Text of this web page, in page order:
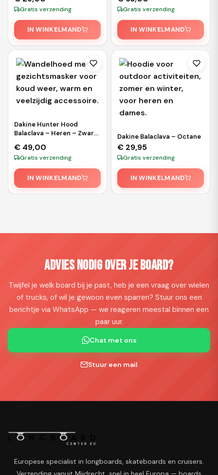
Gratis verzending
IN WINKELMAND
Gratis verzending
IN WINKELMAND
Dakine Hunter Hood
Balaclava – Heren – Zwart
€ 49,00
Gratis verzending
IN WINKELMAND
Dakine Balaclava – Octane
€ 29,95
Gratis verzending
IN WINKELMAND
Advies nodig over je board?
Twijfel je welk board bij je past, heb je een vraag over wielen
of trucks, of wil je gewoon even sparren? Stuur ons een
berichtje via WhatsApp — we reageren meestal binnen een
paar uur.
Chat met ons
Stuur een mail
Europese specialist in longboards, skateboards en cruisers.